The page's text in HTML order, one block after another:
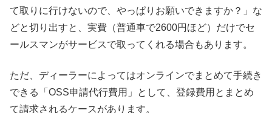
て取りに行けないので、やっぱりお願いできますか？」な
どと切り出すと、実費（普通車で2600円ほど）だけでセ
ールスマンがサービスで取ってくれる場合もあります。
ただ、ディーラーによってはオンラインでまとめて手続き
できる「OSS申請代行費用」として、登録費用とまとめ
て請求されるケースがあります。